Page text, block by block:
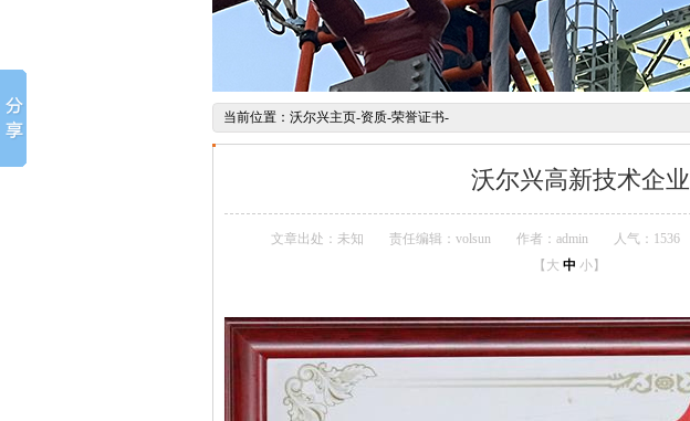
当前位置： 沃尔兴主页-资质-荣誉证书-
沃尔兴高新技术企业
文章出处：未知 责任编辑：volsun 作者：admin 人气： 1536
【 大 中 小】